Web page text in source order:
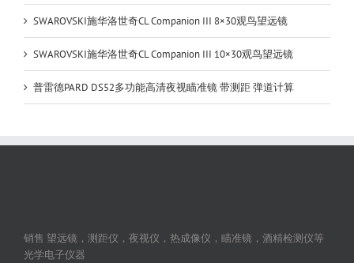
SWAROVSKI施华洛世奇CL Companion III 8×30观鸟望远镜
SWAROVSKI施华洛世奇CL Companion III 10×30观鸟望远镜
普雷德PARD DS52多功能高清夜视瞄准镜 带测距 弹道计算
销售 望远镜，测距仪，夜视仪，热成像仪，瞄准镜，酒精检测仪等
光学电子仪器